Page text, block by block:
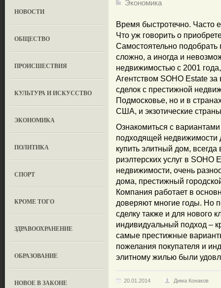
НОВОСТИ
ОБЩЕСТВО
ПРОИСШЕСТВИЯ
КУЛЬТУРА И ИСКУССТВО
ЭКОНОМИКА
ПОЛИТИКА
СПОРТ
КРОМЕ ТОГО
ЗДРАВООХРАНЕНИЕ
OБРАЗОВАНИЕ
НОВОЕ В ЗАКОНЕ
Экономика
Время быстротечно. Часто
Что уж говорить о
Самостоятельно
сложно, а иногда и
недвижимостью с 2001
Агентством SOHO Estate
сделок с престижной
Подмосковье, но и в
США, и экзотические
Ознакомиться с
подходящей недвижимости
купить элитный дом,
риэлтерских услуг в SOHO
недвижимости, очень
дома, престижный
Компания работает в
доверяют многие годы. Но
сделку также и для нового
индивидуальный подход –
самые престижные
пожелания покупателя и
элитному жилью были
20.01.2014 Дима Конаков